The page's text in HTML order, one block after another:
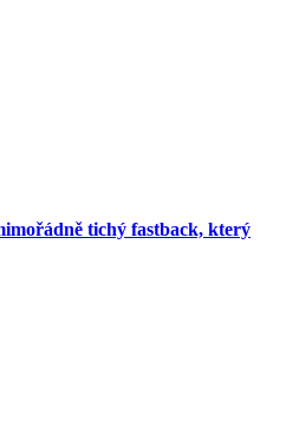
tichý fastback, který